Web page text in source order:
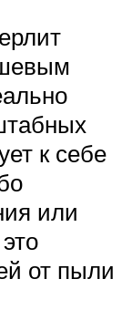
к себе
или
от пыли